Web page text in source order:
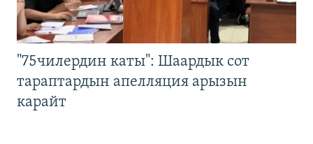
"75чилердин каты": Шаардык сот
тараптардын апелляция арызын
карайт